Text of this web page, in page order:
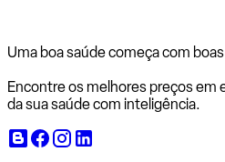
Uma boa saúde começa com
Encontre os melhores preços em
da sua saúde com inteligência.